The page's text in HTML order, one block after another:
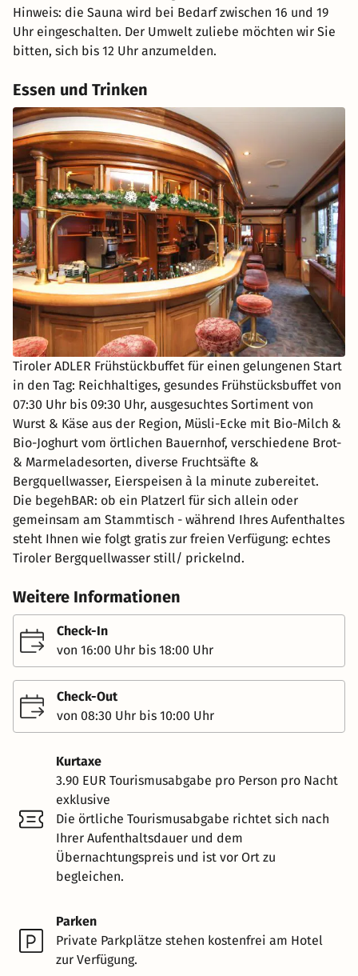
Hinweis: die Sauna wird bei Bedarf zwischen 16 und 19
Uhr eingeschalten. Der Umwelt zuliebe möchten wir Sie
bitten, sich bis 12 Uhr anzumelden.
Essen und Trinken
Tiroler ADLER Frühstückbuffet für einen gelungenen Start
in den Tag: Reichhaltiges, gesundes Frühstücksbuffet von
07:30 Uhr bis 09:30 Uhr, ausgesuchtes Sortiment von
Wurst & Käse aus der Region, Müsli-Ecke mit Bio-Milch &
Bio-Joghurt vom örtlichen Bauernhof, verschiedene Brot-
& Marmeladesorten, diverse Fruchtsäfte &
Bergquellwasser, Eierspeisen à la minute zubereitet.
Die begehBAR: ob ein Platzerl für sich allein oder
gemeinsam am Stammtisch - während Ihres Aufenthaltes
steht Ihnen wie folgt gratis zur freien Verfügung: echtes
Tiroler Bergquellwasser still/ prickelnd.
Weitere Informationen
Check-In
von 16:00 Uhr bis 18:00 Uhr
Check-Out
von 08:30 Uhr bis 10:00 Uhr
Kurtaxe
3.90 EUR Tourismusabgabe pro Person pro Nacht
exklusive
Die örtliche Tourismusabgabe richtet sich nach
Ihrer Aufenthaltsdauer und dem
Übernachtungspreis und ist vor Ort zu
begleichen.
Parken
Private Parkplätze stehen kostenfrei am Hotel
zur Verfügung.